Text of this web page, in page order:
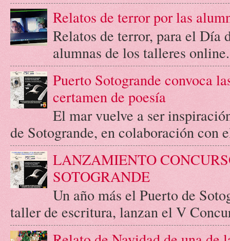
Relatos de terror por las
Relatos de terror, para el Día
alumnas de los talleres
Puerto Sotogrande convoca
certamen de poesía
El mar vuelve a ser
de Sotogrande, en colaboración con
LANZAMIENTO
SOTOGRANDE
Un año más el Puerto de
taller de escritura, lanzan el V